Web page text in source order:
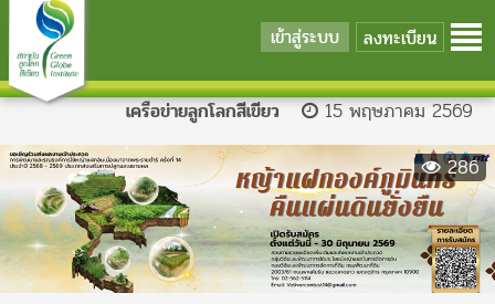
เข้าสู่ระบบ ลงทะเบียน
เครือข่ายลูกโลกสีเขียว
15 พฤษภาคม 2569
286